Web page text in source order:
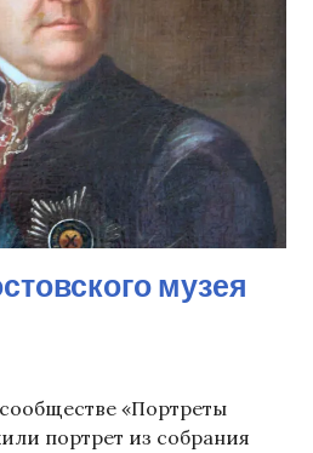
музея
«Портреты
портрет из собрания